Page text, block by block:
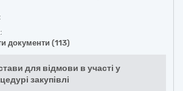
документи (113)
для відмови в участі у
закупівлі